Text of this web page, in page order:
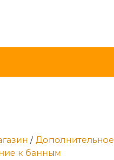
/Дополнительное
к банным